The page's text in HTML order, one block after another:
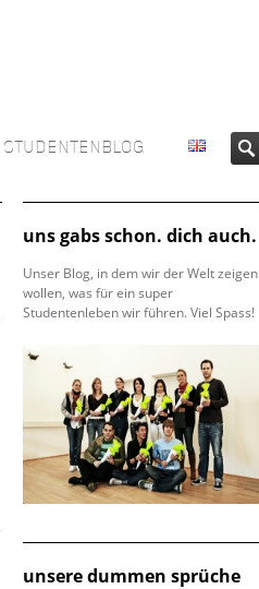
STUDENTENBLOG
uns gabs schon. dich auch.
Unser Blog, in dem wir der Welt zeigen
wollen, was für ein super
Studentenleben wir führen. Viel Spass!
unsere dummen sprüche